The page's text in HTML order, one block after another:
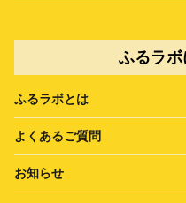
ふるラ
ふるラボとは
よくあるご質問
お知らせ